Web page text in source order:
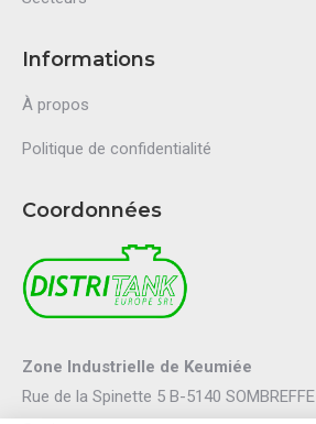
Informations
À propos
Politique de confidentialité
Coordonnées
Zone Industrielle de Keumiée
Rue de la Spinette 5 B-5140 SOMBREFFE